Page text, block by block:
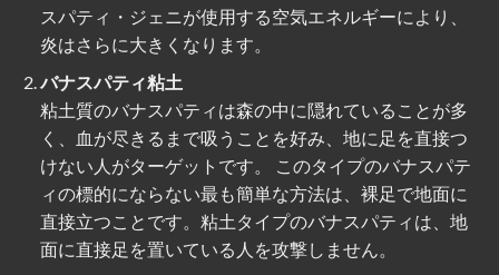
スパティ・ジェニが使用する空気エネルギーにより、
炎はさらに大きくなります。
バナスパティ粘土
粘土質のバナスパティは森の中に隠れていることが多
く、血が尽きるまで吸うことを好み、地に足を直接つ
けない人がターゲットです。 このタイプのバナスパテ
ィの標的にならない最も簡単な方法は、裸足で地面に
直接立つことです。粘土タイプのバナスパティは、地
面に直接足を置いている人を攻撃しません。